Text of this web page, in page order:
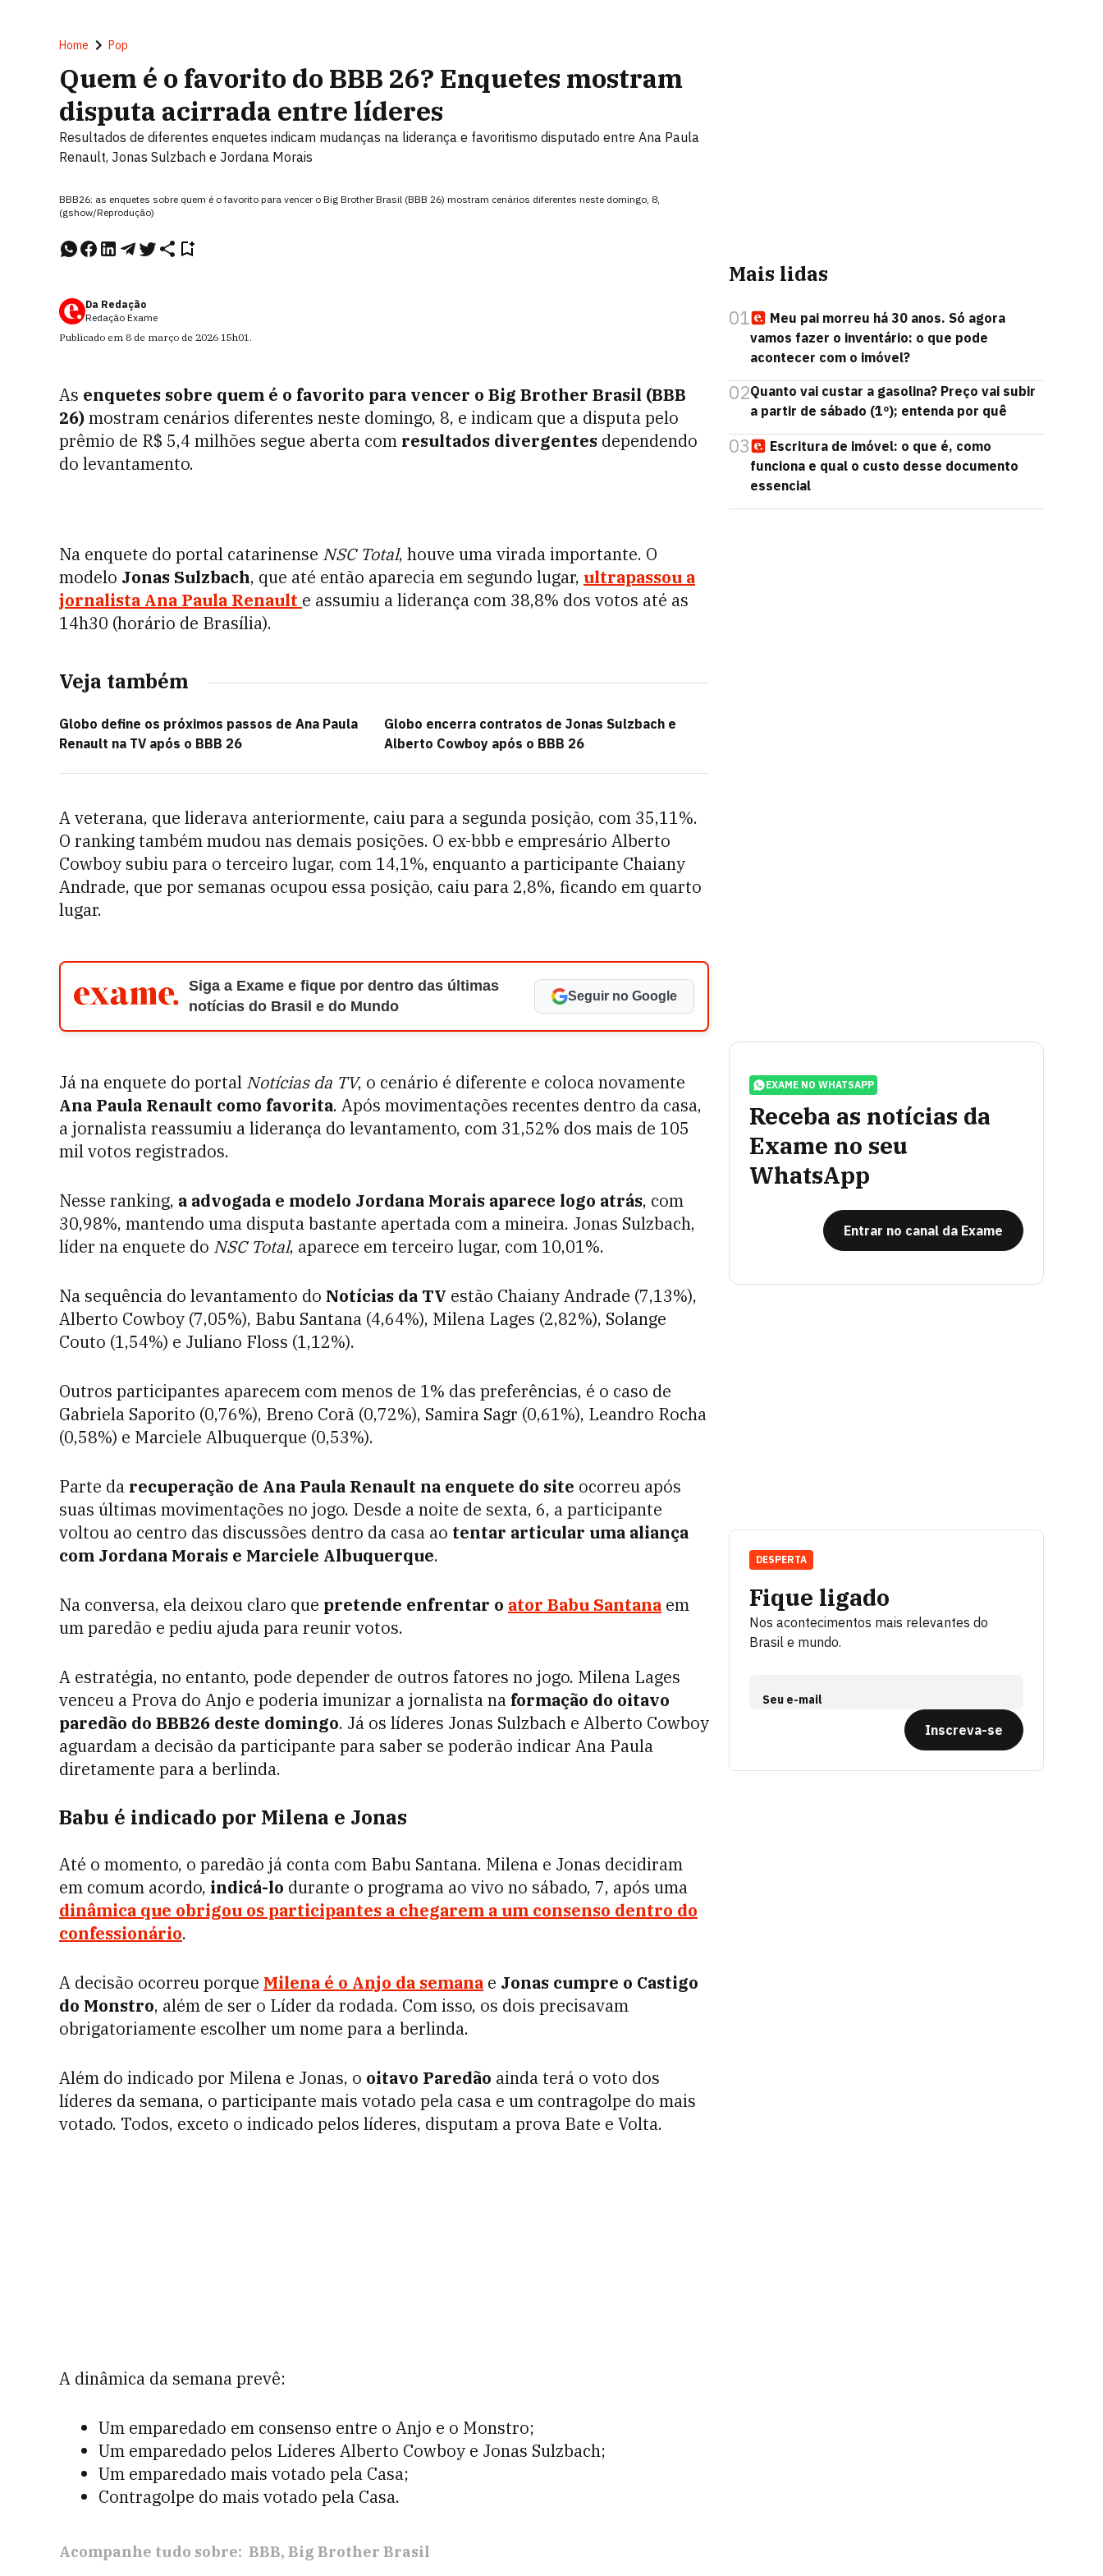
Home Pop
Quem é o favorito do BBB 26? Enquetes mostram
disputa acirrada entre líderes
Resultados de diferentes enquetes indicam mudanças na liderança e favoritismo disputado entre Ana Paula
Renault, Jonas Sulzbach e Jordana Morais
BBB26: as enquetes sobre quem é o favorito para vencer o Big Brother Brasil (BBB 26) mostram cenários diferentes neste domingo, 8,
(gshow/Reprodução)
Da Redação
Redação Exame
Publicado em 8 de março de 2026 15h01.
As enquetes sobre quem é o favorito para vencer o Big Brother Brasil (BBB
26)mostram cenários diferentes neste domingo, 8, e indicam que a disputa pelo
prêmio de R$ 5,4 milhões segue aberta com resultados divergentes dependendo
do levantamento.
Na enquete do portal catarinense NSC Total, houve uma virada importante. O
modelo Jonas Sulzbach, que até então aparecia em segundo lugar, ultrapassou a
jornalista Ana Paula Renault e assumiu a liderança com 38,8% dos votos até as
14h30 (horário de Brasília).
Veja também
Globo define os próximos passos de Ana Paula
Renault na TV após o BBB 26
Globo encerra contratos de Jonas Sulzbach e
Alberto Cowboy após o BBB 26
A veterana, que liderava anteriormente, caiu para a segunda posição, com 35,11%.
O ranking também mudou nas demais posições. O ex-bbb e empresário Alberto
Cowboy subiu para o terceiro lugar, com 14,1%, enquanto a participante Chaiany
Andrade, que por semanas ocupou essa posição, caiu para 2,8%, ficando em quarto
lugar.
Siga a Exame e fique por dentro das últimas
notícias do Brasil e do Mundo
Seguir no Google
Já na enquete do portal Notícias da TV, o cenário é diferente e coloca novamente
Ana Paula Renault como favorita. Após movimentações recentes dentro da casa,
a jornalista reassumiu a liderança do levantamento, com 31,52% dos mais de 105
mil votos registrados.
Nesse ranking, a advogada e modelo Jordana Morais aparece logo atrás, com
30,98%, mantendo uma disputa bastante apertada com a mineira. Jonas Sulzbach,
líder na enquete do NSC Total, aparece em terceiro lugar, com 10,01%.
Na sequência do levantamento do Notícias da TV estão Chaiany Andrade (7,13%),
Alberto Cowboy (7,05%), Babu Santana (4,64%), Milena Lages (2,82%), Solange
Couto (1,54%) e Juliano Floss (1,12%).
Outros participantes aparecem com menos de 1% das preferências, é o caso de
Gabriela Saporito (0,76%), Breno Corã (0,72%), Samira Sagr (0,61%), Leandro Rocha
(0,58%) e Marciele Albuquerque (0,53%).
Parte da recuperação de Ana Paula Renault na enquete do site ocorreu após
suas últimas movimentações no jogo. Desde a noite de sexta, 6, a participante
voltou ao centro das discussões dentro da casa ao tentar articular uma aliança
com Jordana Morais e Marciele Albuquerque.
Na conversa, ela deixou claro que pretende enfrentar o ator Babu Santana em
um paredão e pediu ajuda para reunir votos.
A estratégia, no entanto, pode depender de outros fatores no jogo. Milena Lages
venceu a Prova do Anjo e poderia imunizar a jornalista na formação do oitavo
paredão do BBB26 deste domingo. Já os líderes Jonas Sulzbach e Alberto Cowboy
aguardam a decisão da participante para saber se poderão indicar Ana Paula
diretamente para a berlinda.
Babu é indicado por Milena e Jonas
Até o momento, o paredão já conta com Babu Santana. Milena e Jonas decidiram
em comum acordo, indicá-lo durante o programa ao vivo no sábado, 7, após uma
dinâmica que obrigou os participantes a chegarem a um consenso dentro do
confessionário.
A decisão ocorreu porque Milena é o Anjo da semana e Jonas cumpre o Castigo
do Monstro, além de ser o Líder da rodada. Com isso, os dois precisavam
obrigatoriamente escolher um nome para a berlinda.
Além do indicado por Milena e Jonas, o oitavo Paredão ainda terá o voto dos
líderes da semana, o participante mais votado pela casa e um contragolpe do mais
votado. Todos, exceto o indicado pelos líderes, disputam a prova Bate e Volta.
A dinâmica da semana prevê:
Um emparedado em consenso entre o Anjo e o Monstro;
Um emparedado pelos Líderes Alberto Cowboy e Jonas Sulzbach;
Um emparedado mais votado pela Casa;
Contragolpe do mais votado pela Casa.
Acompanhe tudo sobre: BBB Big Brother Brasil
Mais lidas
01
Meu pai morreu há 30 anos. Só agora
vamos fazer o inventário: o que pode
acontecer com o imóvel?
02Quanto vai custar a gasolina? Preço vai subir
a partir de sábado (1º); entenda por quê
03
Escritura de imóvel: o que é, como
funciona e qual o custo desse documento
essencial
EXAME NO WHATSAPP
Receba as notícias da
Exame no seu
WhatsApp
Entrar no canal da Exame
Fique ligado
Nos acontecimentos mais relevantes do
Brasil e mundo.
Seu e-mail
Inscreva-se
DESPERTA